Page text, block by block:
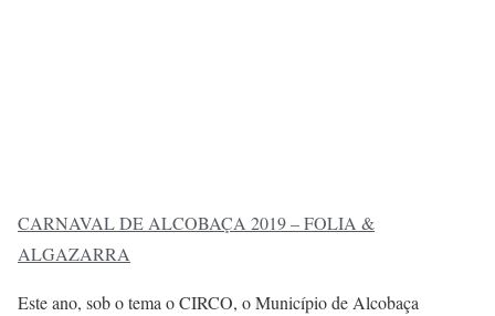
CARNAVAL DE ALCOBAÇA 2019 – FOLIA &
ALGAZARRA
Este ano, sob o tema o CIRCO, o Município de Alcobaça